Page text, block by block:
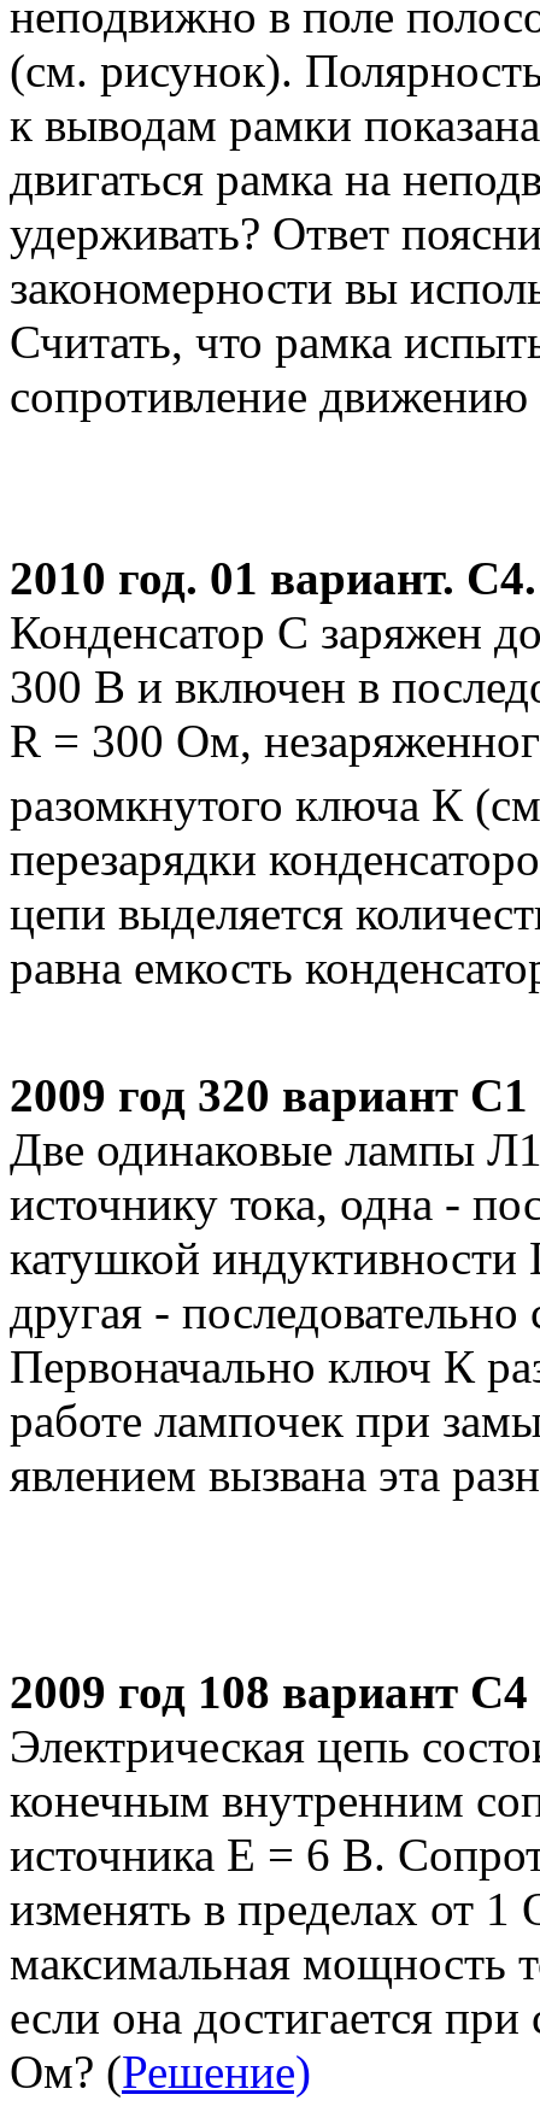
неподвижно в поле
(см. рисунок).
к выводам рамки
двигаться рамка на
удерживать? Ответ
закономерности вы
Считать, что рамка
сопротивление
2010 год. 01 вариант. С4.
Конденсатор С заряжен
300 В и включен в
R = 300 Ом,
разомкнутого ключа К
перезарядки
цепи выделяется
равна емкость
2009 год 320 вариант C1
Две одинаковые лампы
источнику тока, одна -
катушкой
другая -
Первоначально ключ К
работе лампочек при
явлением вызвана эта
2009 год 108 вариант С4
Электрическая цепь
конечным внутренним
источника Ε = 6 В.
изменять в пределах от
максимальная мощность
если она достигается
Ом? (Решение)